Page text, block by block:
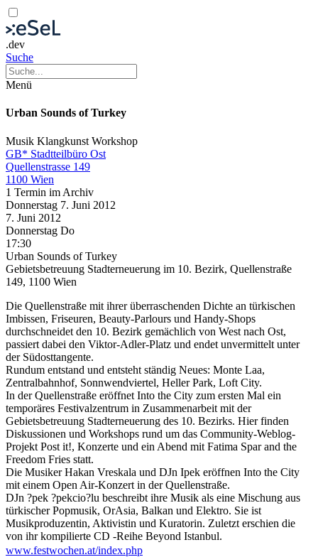
.dev
Suche
Menü
Urban Sounds of Turkey
Musik Klangkunst Workshop
GB* Stadtteilbüro Ost
Quellenstrasse 149
1100 Wien
1 Termin im Archiv
Donnerstag 7. Juni 2012
7. Juni 2012
Donnerstag Do
17:30
Urban Sounds of Turkey
Gebietsbetreuung Stadterneuerung im 10. Bezirk, Quellenstraße
149, 1100 Wien
Die Quellenstraße mit ihrer überraschenden Dichte an türkischen
Imbissen, Friseuren, Beauty-Parlours und Handy-Shops
durchschneidet den 10. Bezirk gemächlich von West nach Ost,
passiert dabei den Viktor-Adler-Platz und endet unvermittelt unter
der Südosttangente.
Rundum entstand und entsteht ständig Neues: Monte Laa,
Zentralbahnhof, Sonnwendviertel, Heller Park, Loft City.
In der Quellenstraße eröffnet Into the City zum ersten Mal ein
temporäres Festivalzentrum in Zusammenarbeit mit der
Gebietsbetreuung Stadterneuerung des 10. Bezirks. Hier finden
Diskussionen und Workshops rund um das Community-Weblog-
Projekt Post it!, Konzerte und ein Abend mit Fatima Spar and the
Freedom Fries statt.
Die Musiker Hakan Vreskala und DJn Ipek eröffnen Into the City
mit einem Open Air-Konzert in der Quellenstraße.
DJn ?pek ?pekcio?lu beschreibt ihre Musik als eine Mischung aus
türkischer Popmusik, OrAsia, Balkan und Elektro. Sie ist
Musikproduzentin, Aktivistin und Kuratorin. Zuletzt erschien die
von ihr kompilierte CD -Reihe Beyond Istanbul.
Der türkisch-kurdische Sänger und Musiker Hakan Vreskala
www.festwochen.at/index.php